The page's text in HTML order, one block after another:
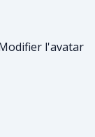
l'avatar